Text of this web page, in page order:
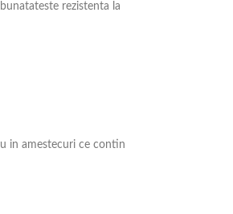
rezistenta la
in amestecuri ce contin